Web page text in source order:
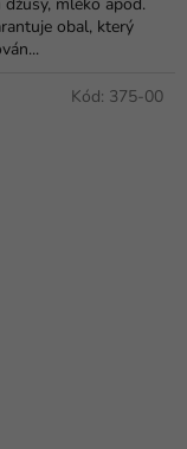
obal, který
Kód: 375-00